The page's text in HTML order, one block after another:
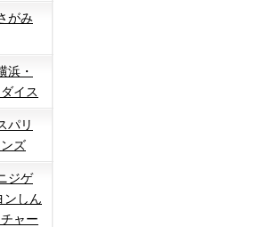
がみ
浜・
イス
パリ
ズ
ジゲ
ンしん
ャー